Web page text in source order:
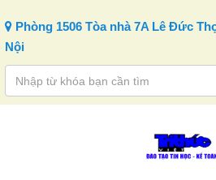
Phòng 1506 Tòa nhà 7A Lê Đức
Nội